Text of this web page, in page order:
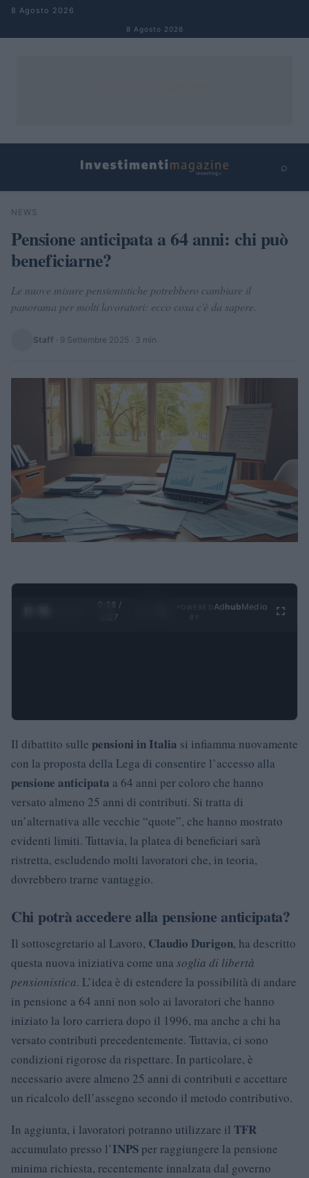
Salta al contenuto
8 Agosto 2026
8 Agosto 2026
⌕
Cerca
NEWS
Pensione anticipata a 64 anni: chi può
beneficiarne?
Le nuove misure pensionistiche potrebbero cambiare il
panorama per molti lavoratori: ecco cosa c'è da sapere.
Staff · 9 Settembre 2025 · 3 min
0:29 /
4:27
Ad hubMedia
Il dibattito sulle pensioni in Italia si infiamma nuovamente
con la proposta della Lega di consentire l’accesso alla
pensione anticipata a 64 anni per coloro che hanno
versato almeno 25 anni di contributi. Si tratta di
un’alternativa alle vecchie “quote”, che hanno mostrato
evidenti limiti. Tuttavia, la platea di beneficiari sarà
ristretta, escludendo molti lavoratori che, in teoria,
dovrebbero trarne vantaggio.
Chi potrà accedere alla pensione anticipata?
Il sottosegretario al Lavoro, Claudio Durigon, ha descritto
questa nuova iniziativa come una soglia di libertà
pensionistica. L’idea è di estendere la possibilità di andare
in pensione a 64 anni non solo ai lavoratori che hanno
iniziato la loro carriera dopo il 1996, ma anche a chi ha
versato contributi precedentemente. Tuttavia, ci sono
condizioni rigorose da rispettare. In particolare, è
necessario avere almeno 25 anni di contributi e accettare
un ricalcolo dell’assegno secondo il metodo contributivo.
In aggiunta, i lavoratori potranno utilizzare il TFR
accumulato presso l’INPS per raggiungere la pensione
minima richiesta, recentemente innalzata dal governo